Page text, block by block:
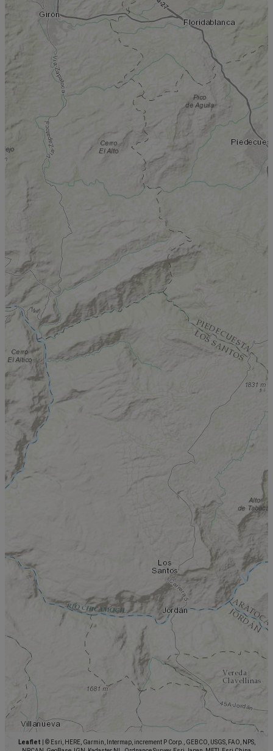
Leaflet
© Esri, HERE, Garmin, Intermap, increment P Corp., GEBCO, USGS, FAO, NPS,